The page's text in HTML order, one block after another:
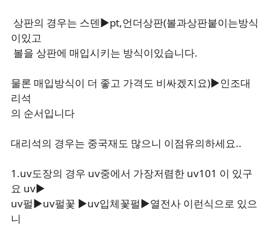
상판의 경우는 스덴▶pt,언더상판(볼과상판붙이는방식
이있고
볼을 상판에 매입시키는 방식이있습니다.
물론 매입방식이 더 좋고 가격도 비싸겠지요)▶인조대
리석
의 순서입니다
대리석의 경우는 중국재도 많으니 이점유의하세요..
1.uv도장의 경우 uv중에서 가장저렴한 uv101 이 있구
요 uv▶
uv펄▶uv펄꽃 ▶uv입체꽃펄▶열전사 이런식으로 있으
니